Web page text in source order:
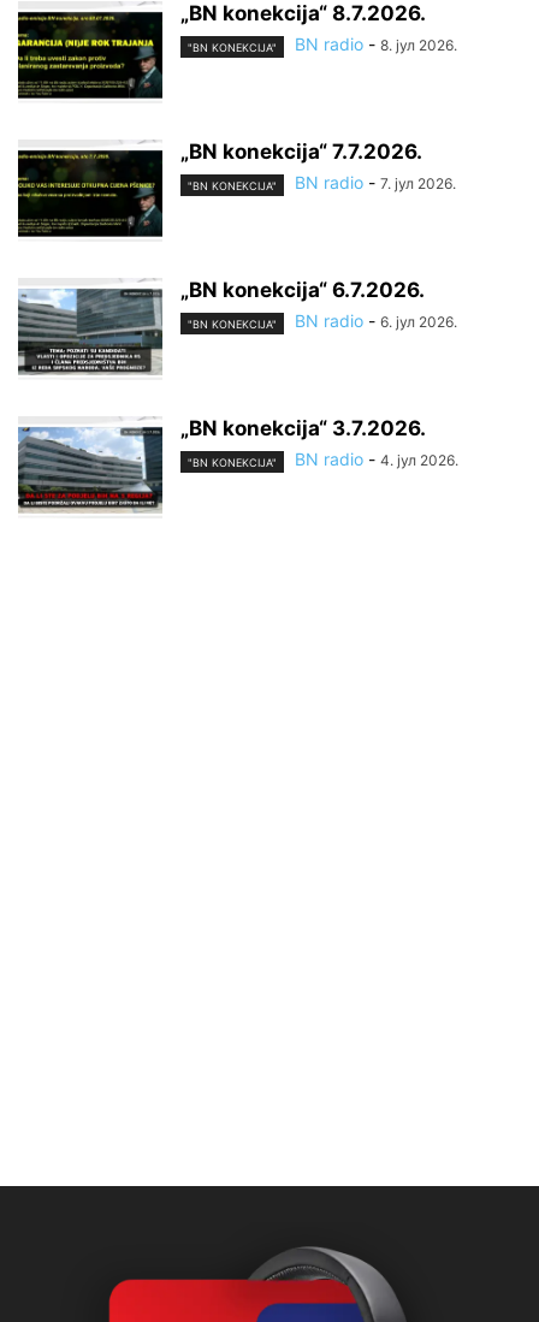
„BN konekcija“ 8.7.2026.
"BN KONEKCIJA" BN radio - 8. јул 2026.
„BN konekcija“ 7.7.2026.
"BN KONEKCIJA" BN radio - 7. јул 2026.
„BN konekcija“ 6.7.2026.
"BN KONEKCIJA" BN radio - 6. јул 2026.
„BN konekcija“ 3.7.2026.
"BN KONEKCIJA" BN radio - 4. јул 2026.